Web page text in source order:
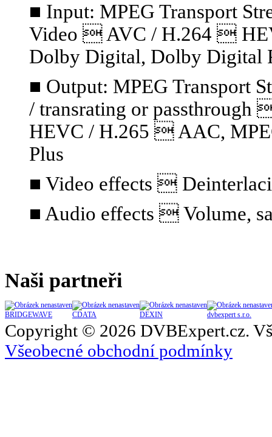
■ Input: MPEG Transport
Video  AVC / H.264 
Dolby Digital, Dolby Digital
■ Output: MPEG Transport
/ transrating or
HEVC / H.265  AAC,
Plus
■ Video effects 
■ Audio effects  Volume,
Naši partneři
BRIDGEWAVE CDATA DEXIN dvbexpert s.r.o.
Copyright © 2026 DVBExpert.cz.
Všeobecné obchodní podmínky